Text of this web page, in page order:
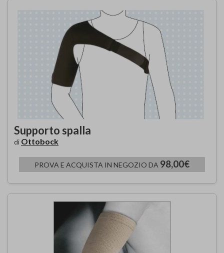
Supporto spalla
di Ottobock
PROVA E ACQUISTA IN NEGOZIO DA 98,00€